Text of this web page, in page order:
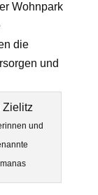
Wohnpark
die
und
und